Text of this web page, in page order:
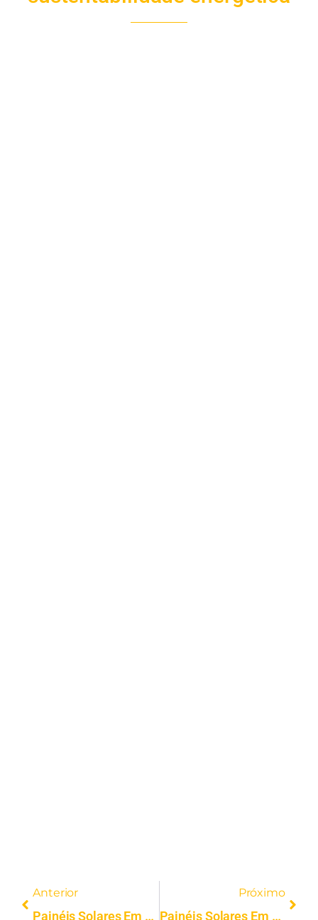
Anterior
Painéis Solares Em Arganil | Instalação Profissional | Solar FV
Próximo
Painéis Solares Em Coimbra | Instalação Profissional | Solar FV